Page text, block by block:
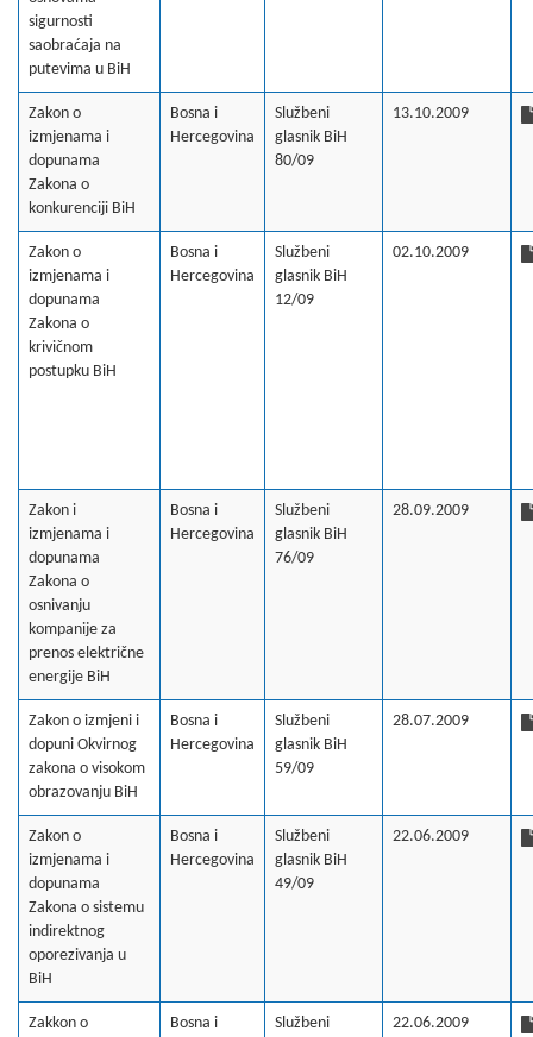
sigurnosti
saobraćaja na
putevima u BiH
Zakon o
izmjenama i
dopunama
Zakona o
konkurenciji BiH
Bosna i
Hercegovina
Službeni
glasnik BiH
80/09
13.10.2009
Zakon o
izmjenama i
dopunama
Zakona o
krivičnom
postupku BiH
Bosna i
Hercegovina
Službeni
glasnik BiH
12/09
02.10.2009
Zakon i
izmjenama i
dopunama
Zakona o
osnivanju
kompanije za
prenos električne
energije BiH
Bosna i
Hercegovina
Službeni
glasnik BiH
76/09
28.09.2009
Zakon o izmjeni i
dopuni Okvirnog
zakona o visokom
obrazovanju BiH
Bosna i
Hercegovina
Službeni
glasnik BiH
59/09
28.07.2009
Zakon o
izmjenama i
dopunama
Zakona o sistemu
indirektnog
oporezivanja u
BiH
Bosna i
Hercegovina
Službeni
glasnik BiH
49/09
22.06.2009
Zakkon o
Bosna i
Službeni
22.06.2009